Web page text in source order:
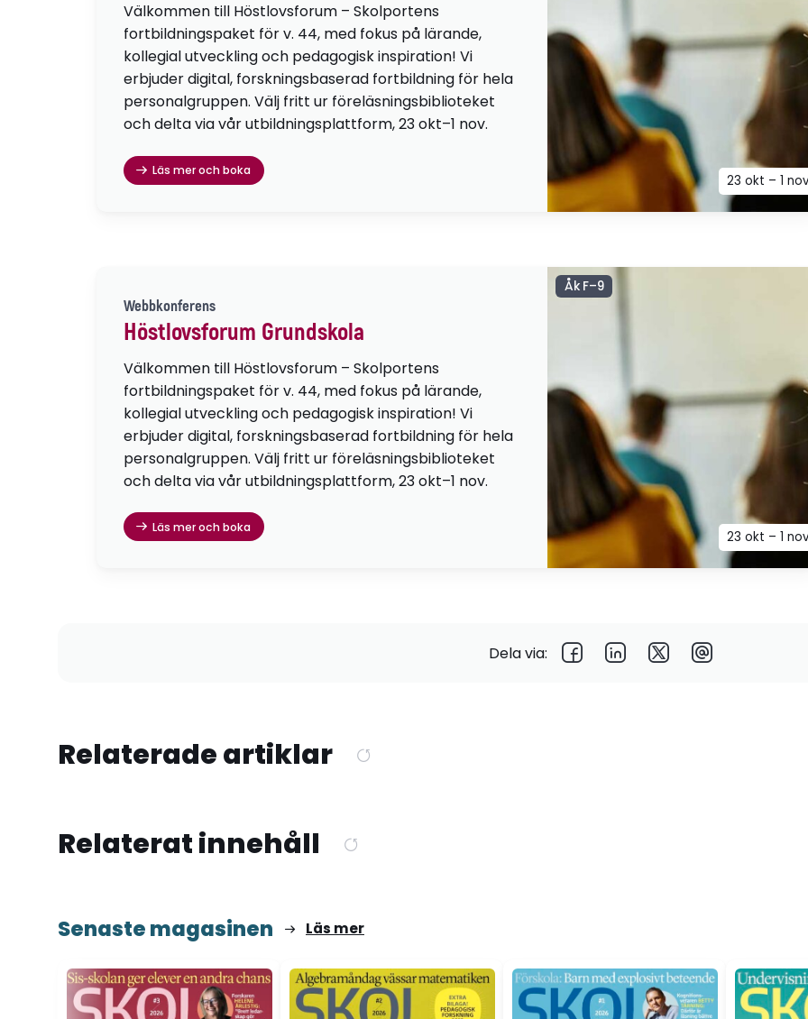
Välkommen till Höstlovsforum – Skolportens
fortbildningspaket för v. 44, med fokus på lärande,
kollegial utveckling och pedagogisk inspiration! Vi
erbjuder digital, forskningsbaserad fortbildning för hela
personalgruppen. Välj fritt ur föreläsningsbiblioteket
och delta via vår utbildningsplattform, 23 okt–1 nov.
Läs mer och boka
23 okt – 1
Webbkonferens
Höstlovsforum Grundskola
Välkommen till Höstlovsforum – Skolportens
fortbildningspaket för v. 44, med fokus på lärande,
kollegial utveckling och pedagogisk inspiration! Vi
erbjuder digital, forskningsbaserad fortbildning för hela
personalgruppen. Välj fritt ur föreläsningsbiblioteket
och delta via vår utbildningsplattform, 23 okt–1 nov.
Läs mer och boka
Åk F–9
23 okt – 1
Dela via:
Relaterade artiklar
Relaterat innehåll
Senaste magasinen Läs mer